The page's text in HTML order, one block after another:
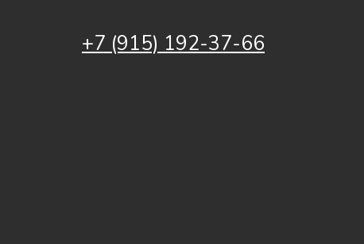
+7 (915) 192-37-66